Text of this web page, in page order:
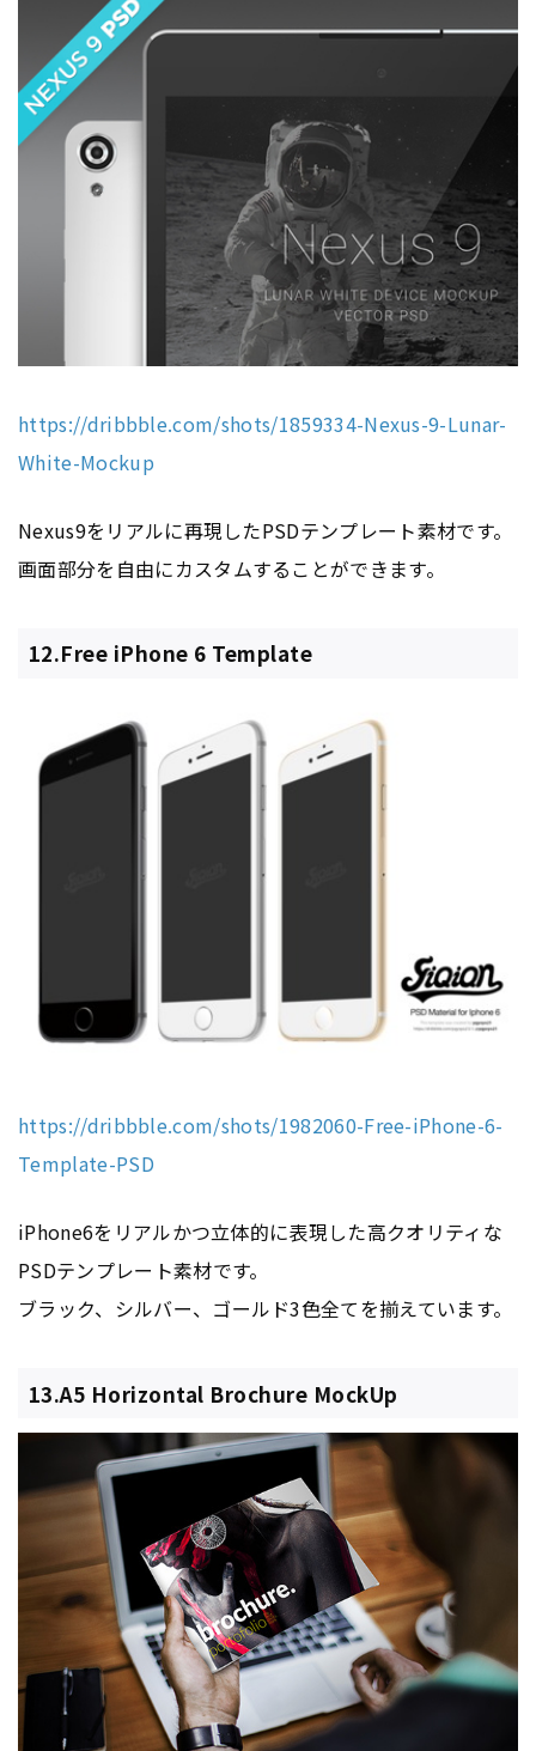
https://dribbble.com/shots/1859334-Nexus-9-Lunar-
White-Mockup
Nexus9をリアルに再現したPSDテンプレート素材です。
画面部分を自由にカスタムすることができます。
12.Free iPhone 6 Template
https://dribbble.com/shots/1982060-Free-iPhone-6-
Template-PSD
iPhone6をリアルかつ立体的に表現した高クオリティな
PSDテンプレート素材です。
ブラック、シルバー、ゴールド3色全てを揃えています。
13.A5 Horizontal Brochure MockUp